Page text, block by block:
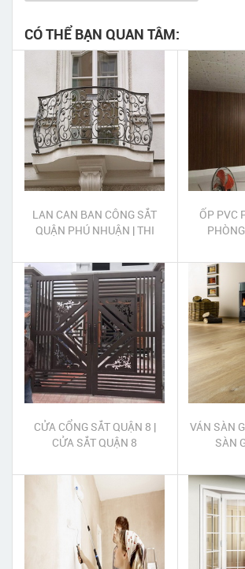
CÓ THỂ BẠN QUAN TÂM:
LAN CAN BAN CÔNG SẮT
QUẬN PHÚ NHUẬN | THI
PHÚ NHUẬN
ỐP PVC
CỬA CỔNG SẮT QUẬN 8 |
CỬA SẮT QUẬN 8
VÁN SÀN
SÀN